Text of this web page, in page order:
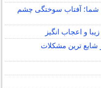
آفتاب سوختگی چشم
و اعجاب انگیز
شایع ترین مشکلات